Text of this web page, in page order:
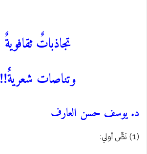
تجاذباتٌ ثقافويةٌ
وتناصات شعريةٌ!!
د. يوسف حسن العارف
(1) نَصٌّ أولي: